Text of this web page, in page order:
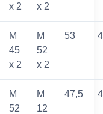
x 2
x 2
M
45
x 2
M
52
x 2
53
M
52
M
12
47,5